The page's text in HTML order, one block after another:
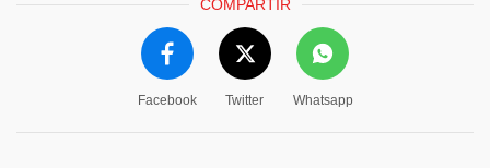
COMPARTIR
Facebook Twitter Whatsapp